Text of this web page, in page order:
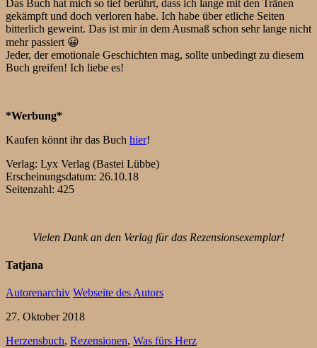
Das Buch hat mich so tief berührt, dass ich lange mit den Tränen
gekämpft und doch verloren habe. Ich habe über etliche Seiten
bitterlich geweint. Das ist mir in dem Ausmaß schon sehr lange nicht
mehr passiert 😀
Jeder, der emotionale Geschichten mag, sollte unbedingt zu diesem
Buch greifen! Ich liebe es!
*Werbung*
Kaufen könnt ihr das Buch hier!
Verlag: Lyx Verlag (Bastei Lübbe)
Erscheinungsdatum: 26.10.18
Seitenzahl: 425
Vielen Dank an den Verlag für das Rezensionsexemplar!
Tatjana
Autorenarchiv Webseite des Autors
27. Oktober 2018
Herzensbuch, Rezensionen, Was fürs Herz